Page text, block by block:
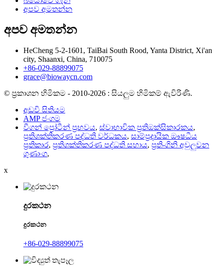
අපව අමතන්න
අපව අමතන්න
HeCheng 5-2-1601, TaiBai South Rood, Yanta District, Xi'an
city, Shaanxi, China, 710075
+86-029-88899075
grace@biowaycn.com
© ප්‍රකාශන හිමිකම - 2010-2026 : සියලුම හිමිකම් ඇවිරිණි.
අඩවි සිතියම
AMP ජංගම
වීගන් ප්‍රෝටීන් ප්‍රභවය, ස්වාභාවික ප්‍රතිඔක්සිකාරකය,
ප්‍රතිශක්තිකරණ පද්ධති වර්ධකය, සාම්ප්‍රදායික ඖෂධීය
ප්‍රතිකාර, ප්‍රතිශක්තිකරණ පද්ධති සහාය, ප්‍රති-ගිනි අවුලුවන
ගුණාංග,
x
දුරකථන
දුරකථන
+86-029-88899075